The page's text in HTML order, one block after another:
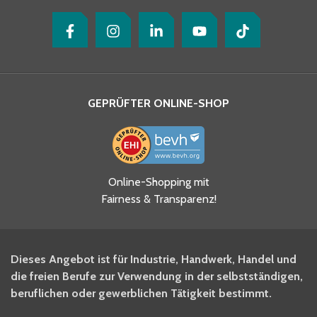
Ja, ich habe die
Datenschutzhinweise gelesen
und akzeptiere diese.
BITO Newsletter Fachwissen
Intralogistiker anmelden.
GEPRÜFTER ONLINE-SHOP
Online-Shopping mit
Fairness & Transparenz!
Dieses Angebot ist für Industrie, Handwerk, Handel und
die freien Berufe zur Verwendung in der selbstständigen,
beruflichen oder gewerblichen Tätigkeit bestimmt.